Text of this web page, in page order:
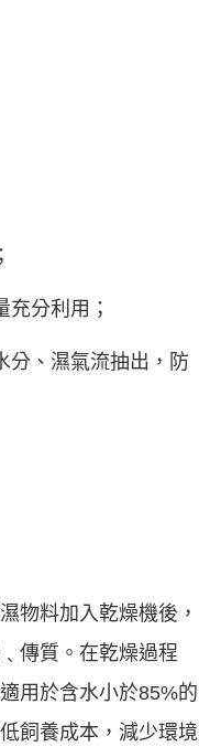
分利用；
分、濕氣流抽出，防
物料加入乾燥機後，
傳質。在乾燥過程
用於含水小於85%的
飼養成本，減少環境